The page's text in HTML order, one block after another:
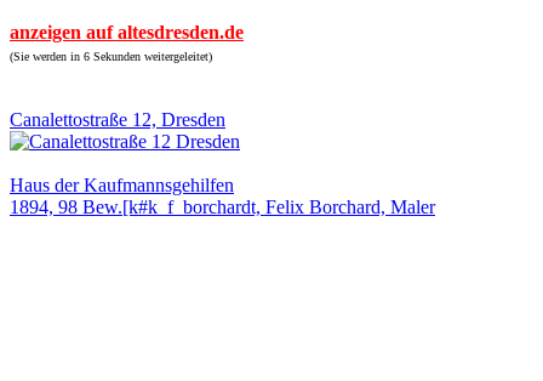
anzeigen auf altesdresden.de
(Sie werden in 6 Sekunden weitergeleitet)
Canalettostraße 12, Dresden
Haus der Kaufmannsgehilfen
1894, 98 Bew.[k#k_f_borchardt, Felix Borchard, Maler